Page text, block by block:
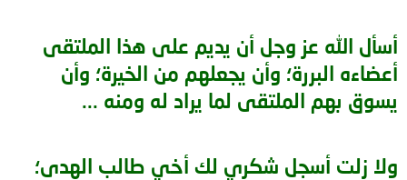
أسأل الله عز وجل أن يديم على هذا الملتقى
أعضاءه البررة؛ وأن يجعلهم من الخيرة؛ وأن
يسوق بهم الملتقى لما يراد له ومنه ...
ولا زلت أسجل شكري لك أخي طالب الهدى؛